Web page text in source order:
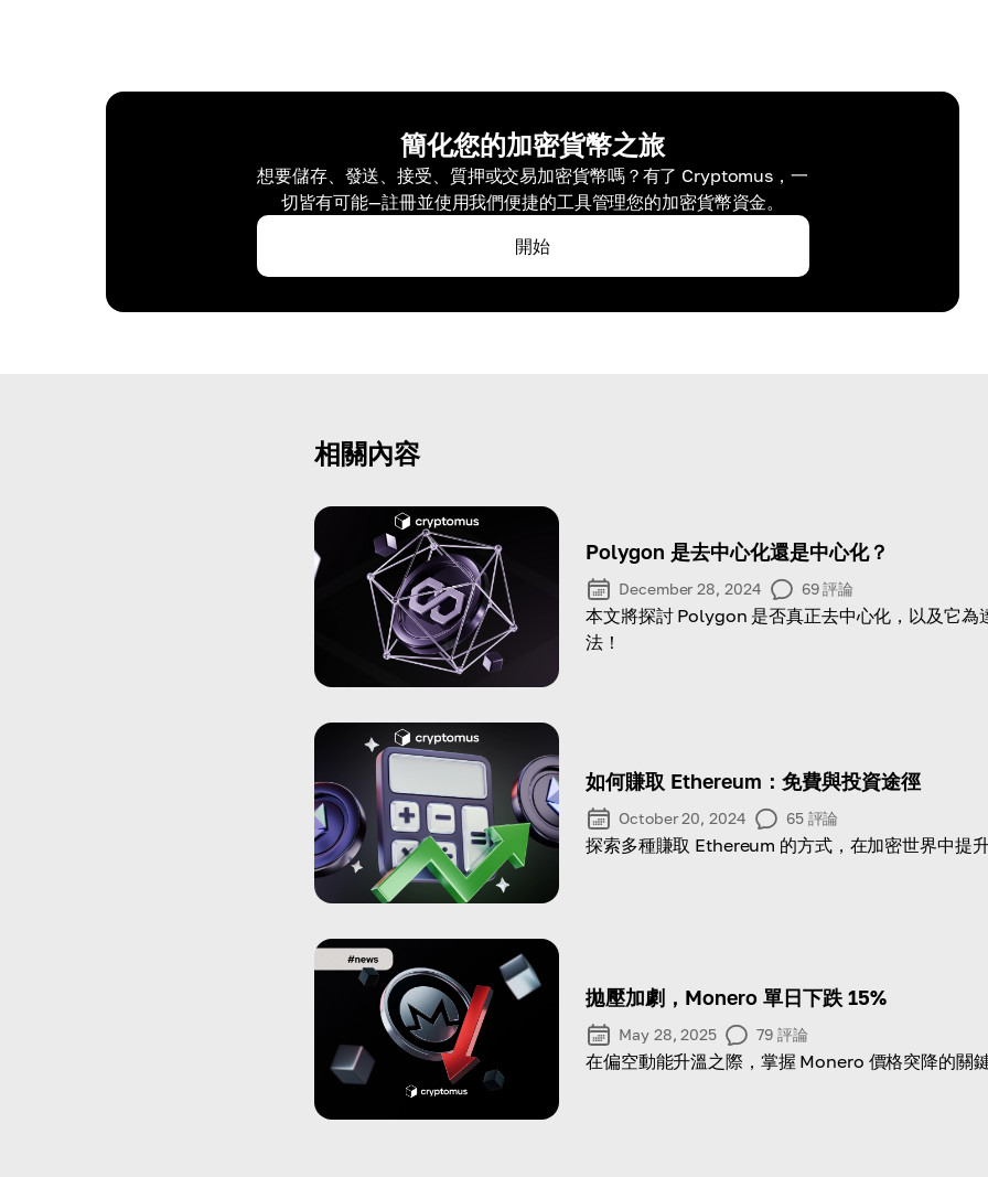
簡化您的加密貨幣之旅
想要儲存、發送、接受、質押或交易加密貨幣嗎？有了 Cryptomus，一
切皆有可能—註冊並使用我們便捷的工具管理您的加密貨幣資金。
開始
相關內容
Polygon 是去中心化還是中心化？
December 28, 2024 69 評論
本文將探討 Polygon 是否真正去中心化，以及它為
法！
如何賺取 Ethereum：免費與投資途徑
October 20, 2024 65 評論
探索多種賺取 Ethereum 的方式，在加密世界中提
拋壓加劇，Monero 單日下跌 15%
May 28, 2025 79 評論
在偏空動能升溫之際，掌握 Monero 價格突降的關